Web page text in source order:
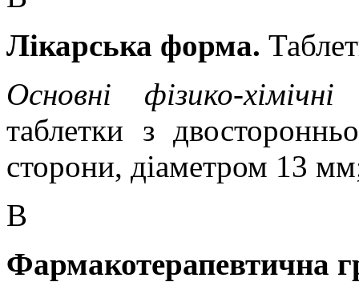
Лікарська форма.
Основні фізико-
таблетки з
сторони, діаметром 13
В
Фармакотерапевтична